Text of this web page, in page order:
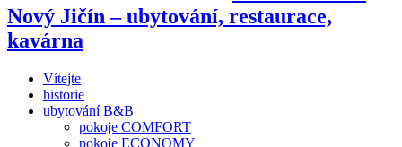
Nový Jičín – ubytování, restaurace,
kavárna
Vítejte
historie
ubytování B&B
pokoje COMFORT
pokoje ECONOMY